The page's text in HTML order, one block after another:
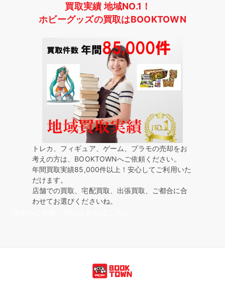
買取実績 地域NO.1！
ホビーグッズの買取はBOOKTOWN
トレカ、フィギュア、ゲーム、プラモの売却をお
考えの方は、BOOKTOWNへご依頼ください。
年間買取実績85,000件以上！安心してご利用いた
だけます。
店舗での買取、宅配買取、出張買取、ご都合に合
わせてお選びくださいね。